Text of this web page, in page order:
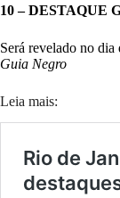
10 – DESTAQUE
Será revelado no
Guia Negro
Leia mais: